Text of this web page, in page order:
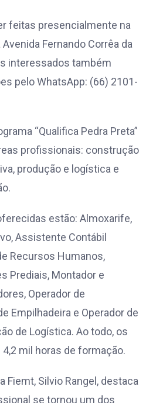
feitas presencialmente na
Fernando Corrêa da
interessados também
pelo WhatsApp: (66) 2101-
“Qualifica Pedra Preta”
profissionais: construção
produção e logística e
estão: Almoxarife,
Assistente Contábil
Recursos Humanos,
Prediais, Montador e
Operador de
Empilhadeira e Operador de
de Logística. Ao todo, os
mil horas de formação.
Fiemt, Silvio Rangel, destaca
se tornou um dos